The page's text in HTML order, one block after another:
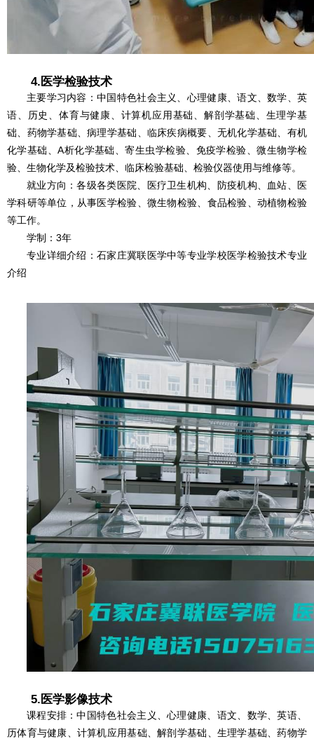
4.医学检验技术
主要学习内容：中国特色社会主义、心理健康、语文、数学、英
语、历史、体育与健康、计算机应用基础、解剖学基础、生理学基
础、药物学基础、病理学基础、临床疾病概要、无机化学基础、有机
化学基础、A析化学基础、寄生虫学检验、免疫学检验、微生物学检
验、生物化学及检验技术、临床检验基础、检验仪器使用与维修等。
就业方向：各级各类医院、医疗卫生机构、防疫机构、血站、医
学科研等单位，从事医学检验、微生物检验、食品检验、动植物检验
等工作。
学制：3年
专业详细介绍：石家庄冀联医学中等专业学校医学检验技术专业
介绍
5.医学影像技术
课程安排：中国特色社会主义、心理健康、语文、数学、英语、
历体育与健康、计算机应用基础、解剖学基础、生理学基础、药物学